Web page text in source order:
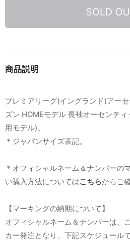
SOLD
商品説明
プレミアリーグ(イングランド)アー
ズン HOMEモデル 長袖オーセンテ
用モデル)。
＊ジャパンサイズ表記。
＊オフィシャルネーム＆ナンバーの
い購入方法についてはこちらからご
【マーキングの納期について】
オフィシャルネーム＆ナンバーは、
カー発注となり、下記スケジュール